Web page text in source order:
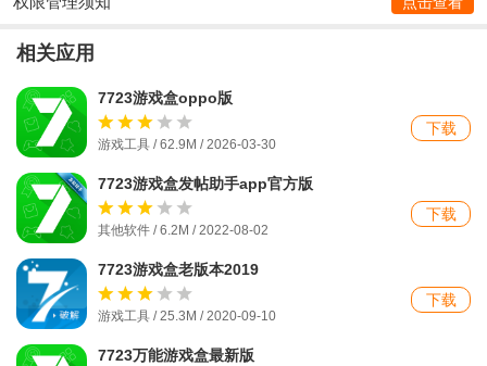
相关应用
7723游戏盒oppo版
游戏工具 / 62.9M / 2026-03-30
下载
7723游戏盒发帖助手app官方版
其他软件 / 6.2M / 2022-08-02
下载
7723游戏盒老版本2019
游戏工具 / 25.3M / 2020-09-10
下载
7723万能游戏盒最新版